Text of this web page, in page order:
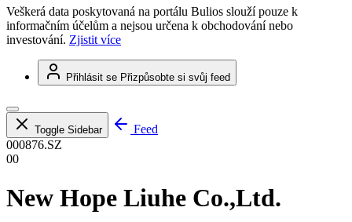
Veškerá data poskytovaná na portálu Bulios slouží pouze k
informačním účelům a nejsou určena k obchodování nebo
investování. Zjistit více
Přihlásit se Přizpůsobte si svůj feed
Toggle Sidebar
Feed
000876.SZ
00
New Hope Liuhe Co.,Ltd.